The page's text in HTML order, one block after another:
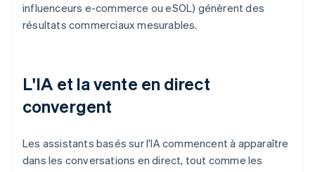
influenceurs e-commerce ou eSOL) génèrent des
résultats commerciaux mesurables.
L'IA et la vente en direct
convergent
Les assistants basés sur l'IA commencent à apparaître
dans les conversations en direct, tout comme les